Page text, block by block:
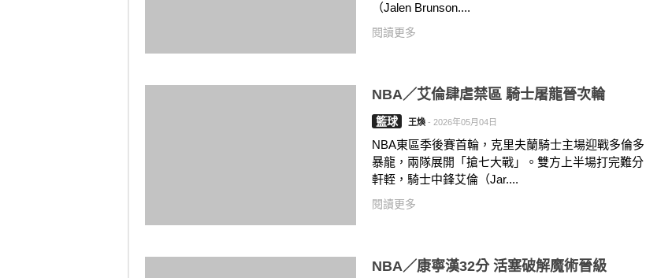
（Jalen Brunson....
閱讀更多
NBA／艾倫肆虐禁區 騎士屠龍晉次輪
籃球 王煥 - 2026年05月04日
NBA東區季後賽首輪，克里夫蘭騎士主場迎戰多倫多
暴龍，兩隊展開「搶七大戰」。雙方上半場打完難分
軒輊，騎士中鋒艾倫（Jar....
閱讀更多
NBA／康寧漢32分 活塞破解魔術晉級